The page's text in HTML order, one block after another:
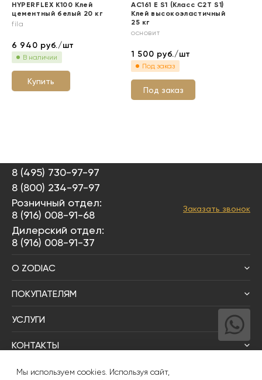
HYPERFLEX K100 Клей
цементный белый 20 кг
fila
6 940 руб./шт
В наличии
Купить
АС161 Е S1 (Класс C2T S1)
Клей высокоэластичный
25 кг
основит
1 500 руб./шт
Под заказ
Под заказ
8 (495) 730-97-97
8 (800) 234-97-97
Розничный отдел:
8 (916) 008-91-68
Дилерский отдел:
8 (916) 008-91-37
Заказать звонок
О ZODIAC
ПОКУПАТЕЛЯМ
УСЛУГИ
КОНТАКТЫ
Написать директору
Мы используем cookies. Используя сайт,